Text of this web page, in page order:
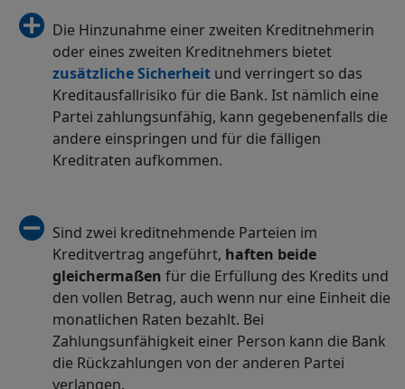
Die Hinzunahme einer zweiten Kreditnehmerin
oder eines zweiten Kreditnehmers bietet
zusätzliche Sicherheit und verringert so das
Kreditausfallrisiko für die Bank. Ist nämlich eine
Partei zahlungsunfähig, kann gegebenenfalls die
andere einspringen und für die fälligen
Kreditraten aufkommen.
Sind zwei kreditnehmende Parteien im
Kreditvertrag angeführt, haften beide
gleichermaßen für die Erfüllung des Kredits und
den vollen Betrag, auch wenn nur eine Einheit die
monatlichen Raten bezahlt. Bei
Zahlungsunfähigkeit einer Person kann die Bank
die Rückzahlungen von der anderen Partei
verlangen.